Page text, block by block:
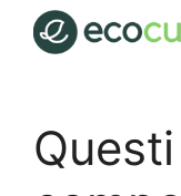
contenuto
Questi